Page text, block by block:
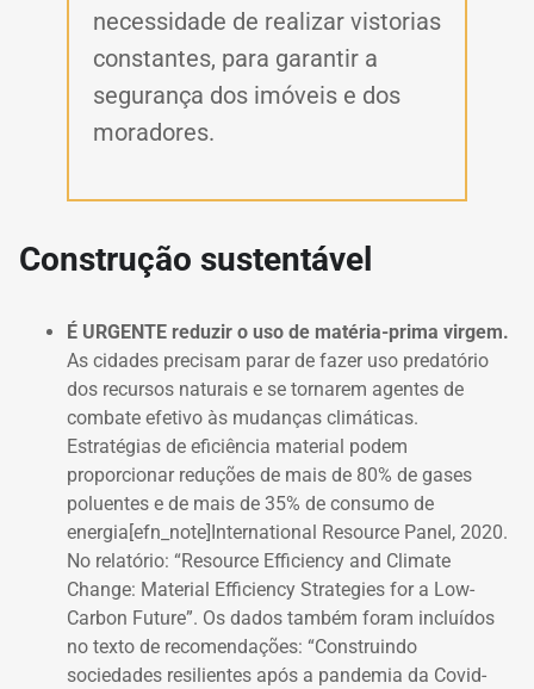
necessidade de realizar vistorias
constantes, para garantir a
segurança dos imóveis e dos
moradores.
Construção sustentável
É URGENTE reduzir o uso de matéria-prima virgem.
As cidades precisam parar de fazer uso predatório
dos recursos naturais e se tornarem agentes de
combate efetivo às mudanças climáticas.
Estratégias de eficiência material podem
proporcionar reduções de mais de 80% de gases
poluentes e de mais de 35% de consumo de
energia[efn_note]International Resource Panel, 2020.
No relatório: “Resource Efficiency and Climate
Change: Material Efficiency Strategies for a Low-
Carbon Future”. Os dados também foram incluídos
no texto de recomendações: “Construindo
sociedades resilientes após a pandemia da Covid-